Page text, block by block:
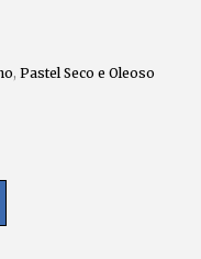
, Pastel Seco e Oleoso